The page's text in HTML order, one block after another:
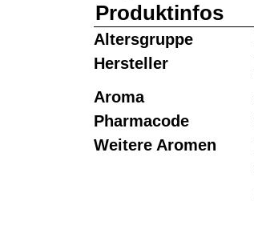
Produktinfos
Altersgruppe
Hersteller
Aroma
Pharmacode
Weitere Aromen